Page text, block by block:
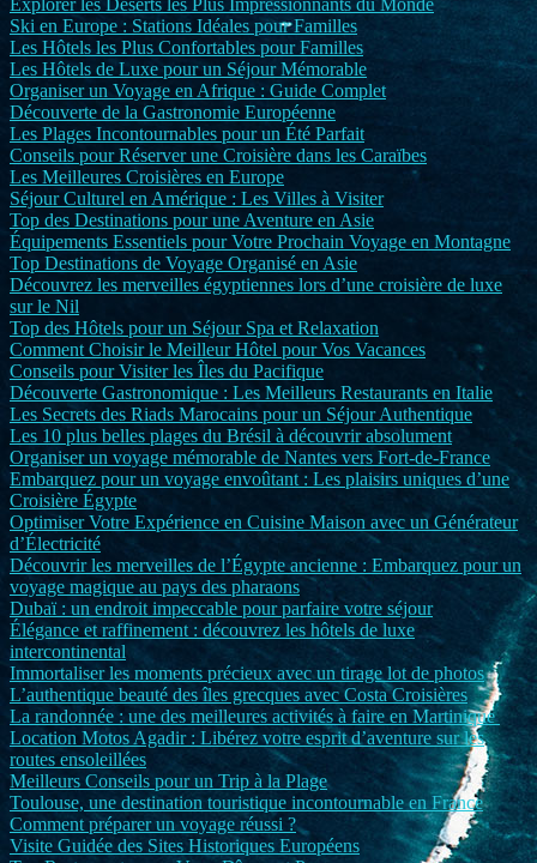
Explorer les Déserts les Plus Impressionnants du Monde
Ski en Europe : Stations Idéales pour Familles
Les Hôtels les Plus Confortables pour Familles
Les Hôtels de Luxe pour un Séjour Mémorable
Organiser un Voyage en Afrique : Guide Complet
Découverte de la Gastronomie Européenne
Les Plages Incontournables pour un Été Parfait
Conseils pour Réserver une Croisière dans les Caraïbes
Les Meilleures Croisières en Europe
Séjour Culturel en Amérique : Les Villes à Visiter
Top des Destinations pour une Aventure en Asie
Équipements Essentiels pour Votre Prochain Voyage en Montagne
Top Destinations de Voyage Organisé en Asie
Découvrez les merveilles égyptiennes lors d’une croisière de luxe
sur le Nil
Top des Hôtels pour un Séjour Spa et Relaxation
Comment Choisir le Meilleur Hôtel pour Vos Vacances
Conseils pour Visiter les Îles du Pacifique
Découverte Gastronomique : Les Meilleurs Restaurants en Italie
Les Secrets des Riads Marocains pour un Séjour Authentique
Les 10 plus belles plages du Brésil à découvrir absolument
Organiser un voyage mémorable de Nantes vers Fort-de-France
Embarquez pour un voyage envoûtant : Les plaisirs uniques d’une
Croisière Égypte
Optimiser Votre Expérience en Cuisine Maison avec un Générateur
d’Électricité
Découvrir les merveilles de l’Égypte ancienne : Embarquez pour un
voyage magique au pays des pharaons
Dubaï : un endroit impeccable pour parfaire votre séjour
Élégance et raffinement : découvrez les hôtels de luxe
intercontinental
Immortaliser les moments précieux avec un tirage lot de photos
L’authentique beauté des îles grecques avec Costa Croisières
La randonnée : une des meilleures activités à faire en Martinique
Location Motos Agadir : Libérez votre esprit d’aventure sur les
routes ensoleillées
Meilleurs Conseils pour un Trip à la Plage
Toulouse, une destination touristique incontournable en France
Comment préparer un voyage réussi ?
Visite Guidée des Sites Historiques Européens